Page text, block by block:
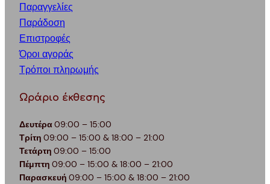
Παραγγελίες
Παράδοση
Επιστροφές
Όροι αγοράς
Τρόποι πληρωμής
Ωράριο έκθεσης
Δευτέρα09:00 – 15:00
Τρίτη 09:00 – 15:00 & 18:00 – 21:00
Τετάρτη 09:00 – 15:00
Πέμπτη 09:00 – 15:00 & 18:00 – 21:00
Παρασκευή 09:00 – 15:00 & 18:00 – 21:00